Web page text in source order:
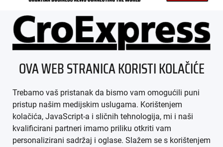
ÜBER UNS
IMPRESSUM
AGB
DATENSCHUTZ
OVA WEB STRANICA KORISTI KOLAČIĆE
Trebamo vaš pristanak da bismo vam omogućili puni
pristup našim medijskim uslugama. Korištenjem
kolačića, JavaScript-a i sličnih tehnologija, mi i naši
kvalificirani partneri imamo priliku otkriti vam
personalizirani sadržaj i oglase. Slažem se s korištenjem